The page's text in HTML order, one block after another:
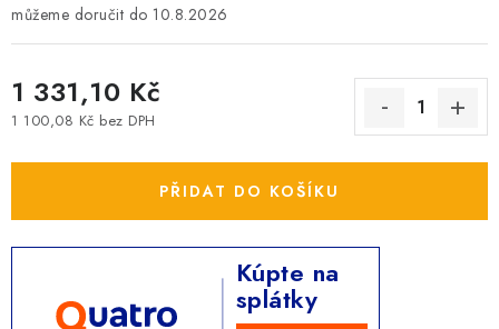
10.8.2026
1 331,10 Kč
1 100,08 Kč bez DPH
PŘIDAT DO KOŠÍKU
Kúpte na
splátky